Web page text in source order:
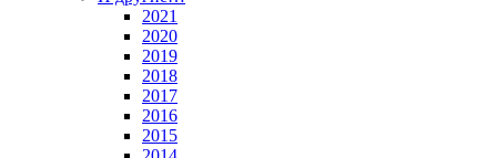
2021
2020
2019
2018
2017
2016
2015